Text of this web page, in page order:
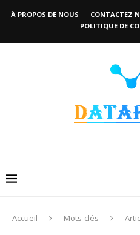
À PROPOS DE NOUS CONTACTEZ
POLITIQUE DE
Accueil Mots-clés